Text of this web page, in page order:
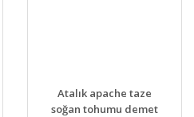
DETAYLAR SEPETE EKLE
Atalık apache taze
soğan tohumu demet